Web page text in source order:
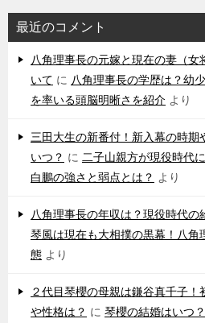
最近のコメント
八角理事長の元嫁と現在の妻（女
いて に 八角理事長の学歴は？幼
を率いる頭脳明晰さを紹介 より
三田大生の新番付！新入幕の時期
いつ？ に 二子山親方が現役時代
白鵬の強さと弱点とは？ より
八角理事長の年収は？現役時代の
琴風は現在も大相撲の黒幕！八角
態 より
２代目琴櫻の母親は鎌谷真千子
や性格は？ に 琴櫻の結婚はいつ